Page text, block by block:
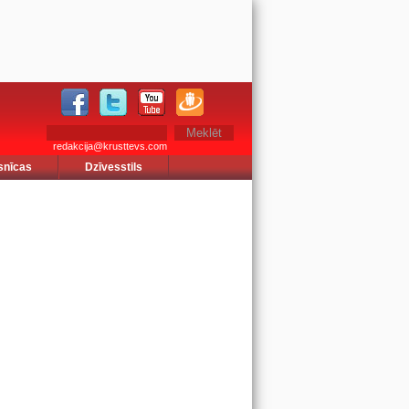
redakcija@krusttevs.com
Dzīvesstils